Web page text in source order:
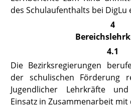
des Schulaufenthalts bei DigLu
4
4.1
Die Bezirksregierungen
der schulischen Förderung
Jugendlicher Lehrkräfte
Einsatz in Zusammenarbeit